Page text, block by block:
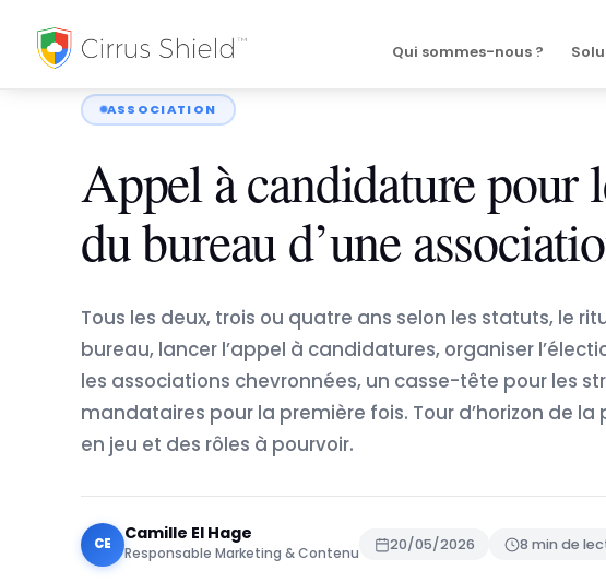
Qui sommes-nous ?
ASSOCIATION
Appel à candidature pour
du bureau d’une
Tous les deux, trois ou quatre ans selon les statuts, le
bureau, lancer l’appel à candidatures, organiser
les associations chevronnées, un casse-tête pour les
mandataires pour la première fois. Tour d’horizon de
en jeu et des rôles à pourvoir.
CE
Camille El Hage
Responsable Marketing & Contenu 20/05/2026 8 min de